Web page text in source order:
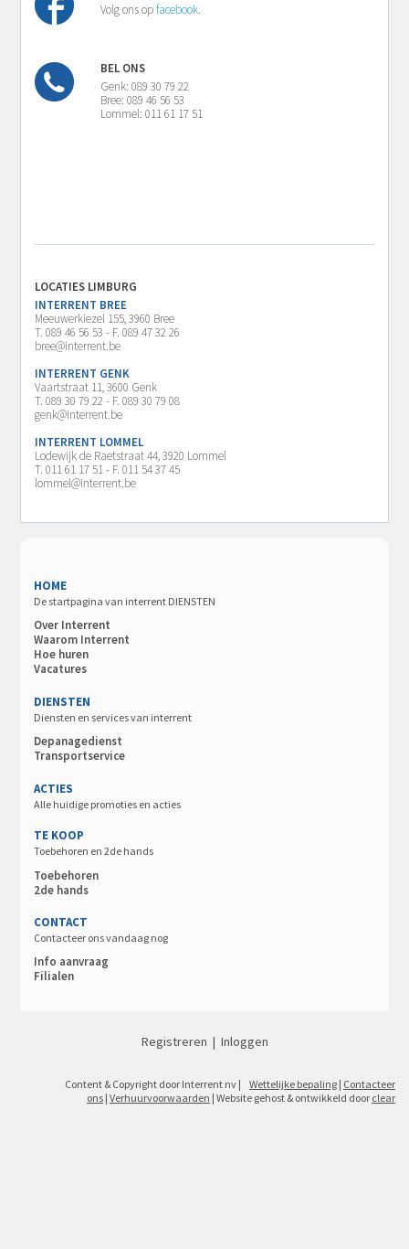
Volg ons opfacebook.
BEL ONS
Genk: 089 30 79 22
Bree: 089 46 56 53
Lommel: 011 61 17 51
LOCATIES LIMBURG
INTERRENT BREE
Meeuwerkiezel 155, 3960 Bree
T. 089 46 56 53 - F. 089 47 32 26
bree@interrent.be
INTERRENT GENK
Vaartstraat 11, 3600 Genk
T. 089 30 79 22 - F. 089 30 79 08
genk@interrent.be
INTERRENT LOMMEL
Lodewijk de Raetstraat 44, 3920 Lommel
T. 011 61 17 51 - F. 011 54 37 45
lommel@interrent.be
HOME
De startpagina van interrent DIENSTEN
Over Interrent
Waarom Interrent
Hoe huren
Vacatures
DIENSTEN
Diensten en services van interrent
Depanagedienst
Transportservice
ACTIES
Alle huidige promoties en acties
TE KOOP
Toebehoren en 2de hands
Toebehoren
2de hands
CONTACT
Contacteer ons vandaag nog
Info aanvraag
Filialen
Registreren | Inloggen
Content & Copyright door Interrent nv | Wettelijke bepaling | Contacteer
ons | Verhuurvoorwaarden | Website gehost & ontwikkeld door clear